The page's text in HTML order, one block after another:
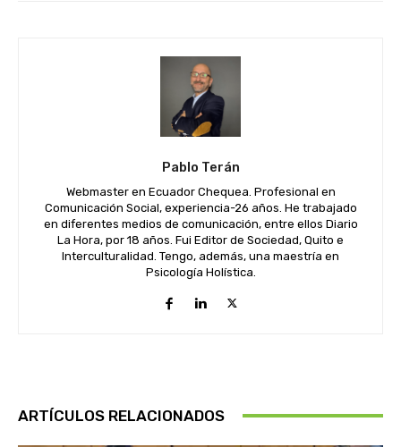
Pablo Terán
Webmaster en Ecuador Chequea. Profesional en
Comunicación Social, experiencia-26 años. He trabajado
en diferentes medios de comunicación, entre ellos Diario
La Hora, por 18 años. Fui Editor de Sociedad, Quito e
Interculturalidad. Tengo, además, una maestría en
Psicología Holística.
ARTÍCULOS RELACIONADOS